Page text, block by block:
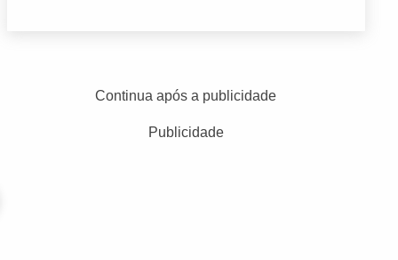
Continua após a publicidade
Publicidade